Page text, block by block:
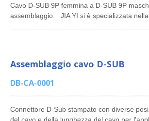
Cavo D-SUB 9P femmina a D-SUB 9P
assemblaggio. JIA YI si è specializzata
JIA YI ha oltre 30 anni di esperienza nella
specifiche dettagliate, disegni o schizzi dei
cavi. JIA YI fornirà suggerimenti per il vostro
Assemblaggio cavo D-SUB
DB-CA-0001
Connettore D-Sub stampato con diverse